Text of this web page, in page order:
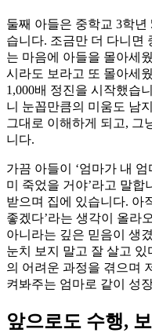
둘째 아들은 중학교 3학
습니다. 조금만 더 다니면
는 마음에 아들을 몰아세
시라도 보라고 또 몰아세
1,000배 정진을 시작했습
니 눈꼽만큼의 미움도 남
그대로 이해하게 되고, 그
니다.
가끔 아들이 ‘엄마가 내
미 죽었을 거야’라고 말합
받으며 집에 있습니다. 아
좋겠다’라는 생각이 올라
아니라는 깊은 믿음이 생
눈치 보지 말고 잘 살고
의 어려운 과정을 겪으며
켜봐주는 엄마로 같이 성
앞으로도 수행,